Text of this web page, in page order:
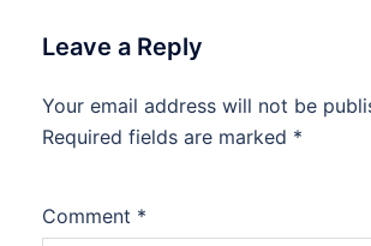
Leave a Reply
Your email address will not be
Required fields are marked *
Comment *